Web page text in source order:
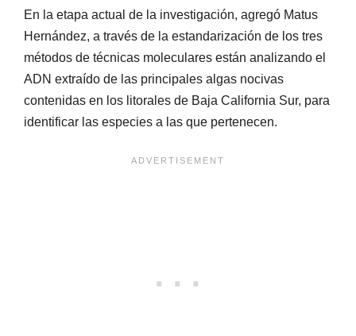
En la etapa actual de la investigación, agregó Matus
Hernández, a través de la estandarización de los tres
métodos de técnicas moleculares están analizando el
ADN extraído de las principales algas nocivas
contenidas en los litorales de Baja California Sur, para
identificar las especies a las que pertenecen.